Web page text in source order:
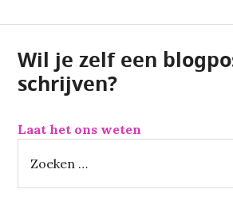
Wil je zelf een
schrijven?
Laat het ons weten
e